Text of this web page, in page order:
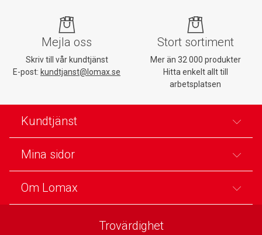
Mejla oss
Skriv till vår kundtjänst
E-post: kundtjanst@lomax.se
Stort sortiment
Mer än 32 000 produkter
Hitta enkelt allt till
arbetsplatsen
Kundtjänst
Mina sidor
Om Lomax
Trovärdighet